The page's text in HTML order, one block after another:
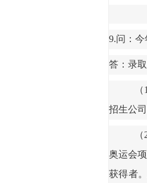
9.问：
答：录
（
招生公
（
奥运会
获得者